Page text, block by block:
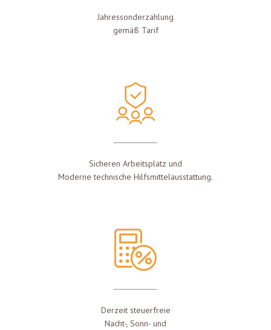
Jahressonderzahlung
gemäß Tarif
Sicheren Arbeitsplatz und
Moderne technische Hilfsmittelausstattung.
Derzeit steuerfreie
Nacht-, Sonn- und